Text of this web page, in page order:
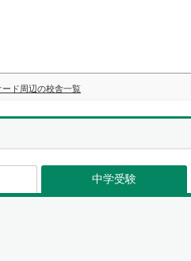
ード周辺の校舎一覧
中学受験